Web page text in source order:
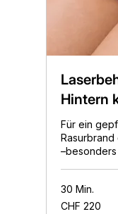
Hintern
Für ein
30 Min.
220
Schweizer
CHF 220